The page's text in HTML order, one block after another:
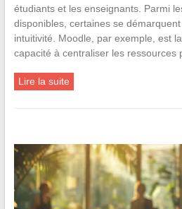
étudiants et les enseignants. Parmi
disponibles, certaines se
intuitivité. Moodle, par exemple, est
capacité à centraliser les ressources
Lire la suite